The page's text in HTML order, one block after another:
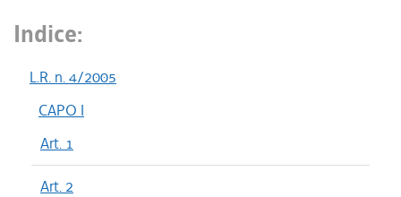
Indice:
L.R. n. 4/2005
CAPO I
Art. 1
Art. 2